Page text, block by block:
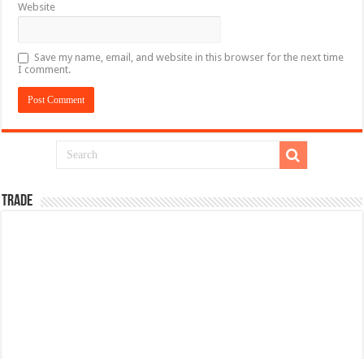
Website
Save my name, email, and website in this browser for the next time
I comment.
TRADE